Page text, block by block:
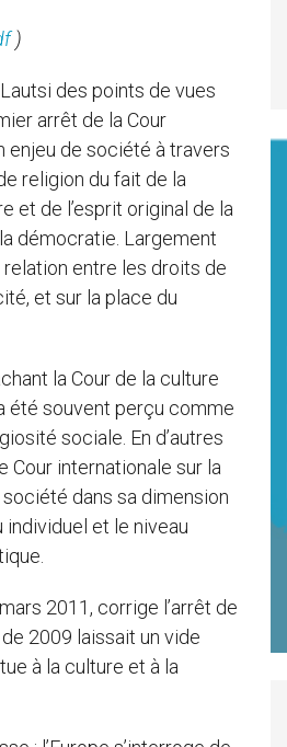
)
des points de vues
arrêt de la Cour
enjeu de société à travers
religion du fait de la
et de l’esprit original de la
démocratie. Largement
relation entre les droits de
et sur la place du
la Cour de la culture
été souvent perçu comme
sociale. En d’autres
Cour internationale sur la
dans sa dimension
et le niveau
2011, corrige l’arrêt de
2009 laissait un vide
à la culture et à la